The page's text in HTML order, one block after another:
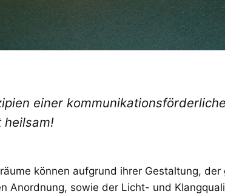
einer
heilsam!
können aufgrund ihrer Gestaltung,
Anordnung, sowie der Licht- und